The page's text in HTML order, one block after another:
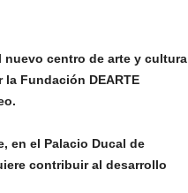
nuevo centro de arte y cultura
Fundación DEARTE
en el Palacio Ducal de
contribuir al desarrollo